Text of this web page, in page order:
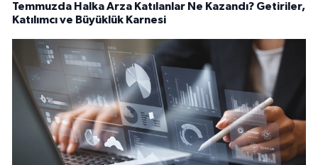
Temmuzda Halka Arza Katılanlar Ne Kazandı? Getiriler,
Katılımcı ve Büyüklük Karnesi